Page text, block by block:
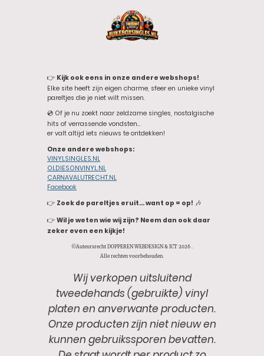
👉 Kijk ook eens in onze andere webshops!
Elke site heeft zijn eigen charme, sfeer en unieke vinyl
pareltjes die je niet wilt missen.
💿 Of je nu zoekt naar zeldzame singles, nostalgische
hits of verrassende vondsten…
er valt altijd iets nieuws te ontdekken!
Onze andere webshops:
VINYLSINGLES.NL
OLDIESONVINYL.NL
CARNAVALUTRECHT.NL
Facebook
👉 Zoek de pareltjes eruit… want op = op! 🎶
👉 Wil je weten wie wij zijn? Neem dan ook daar
zeker even een kijkje!
©Auteursrecht DOPPEREN WEBDESIGN & ICT 2026 .
Alle rechten voorbehouden.
Wij verkopen uitsluitend
tweedehands (gebruikte) vinyl
platen en anverwante producten.
Onze producten zijn niet nieuw en
kunnen gebruikssporen bevatten.